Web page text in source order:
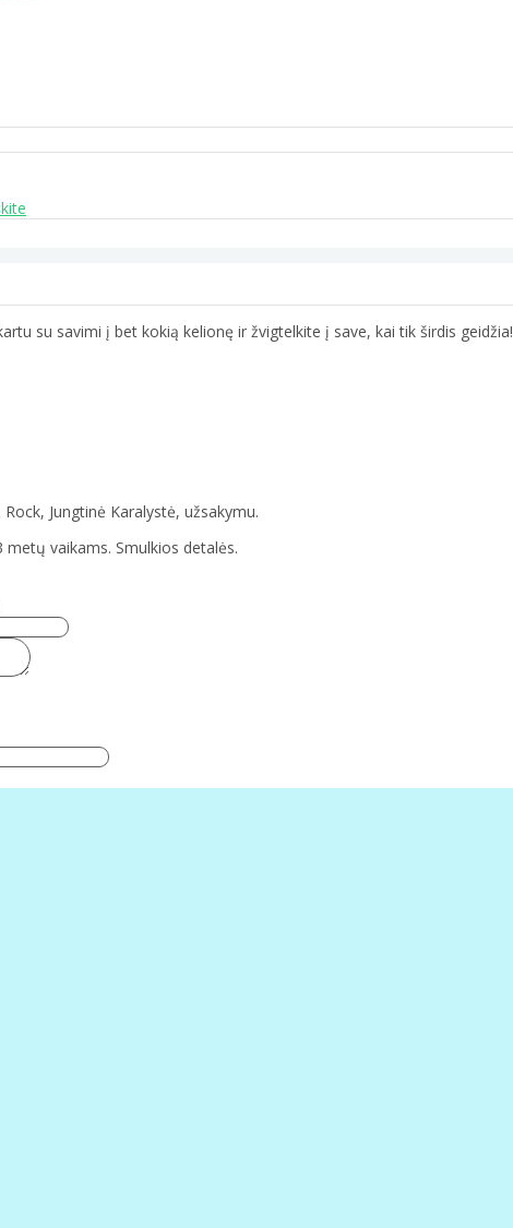
su savimi į bet kokią kelionę ir žvigtelkite į save, kai tik širdis geidžia!
Jungtinė Karalystė, užsakymu.
vaikams. Smulkios detalės.